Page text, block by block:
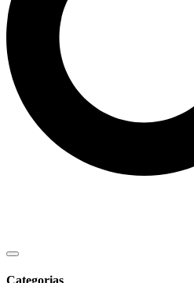
Categorias